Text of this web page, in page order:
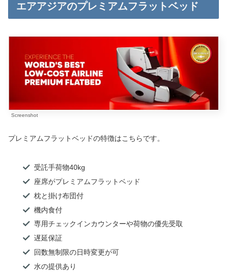
エアアジアのプレミアムフラットベッド
Screenshot
プレミアムフラットベッドの特徴はこちらです。
受託手荷物40kg
座席がプレミアムフラットベッド
枕と掛け布団付
機内食付
専用チェックインカウンターや荷物の優先受取
遅延保証
回数無制限の日時変更が可
水の提供あり